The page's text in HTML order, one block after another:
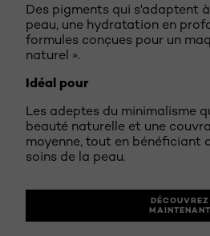
Des pigments qui s'adaptent
peau, une hydratation en
formules conçues pour un
naturel ».
Idéal pour
Les adeptes du minimalisme
beauté naturelle et une
moyenne, tout en bénéficiant
soins de la peau.
DÉCOUVREZ
MAINTENANT